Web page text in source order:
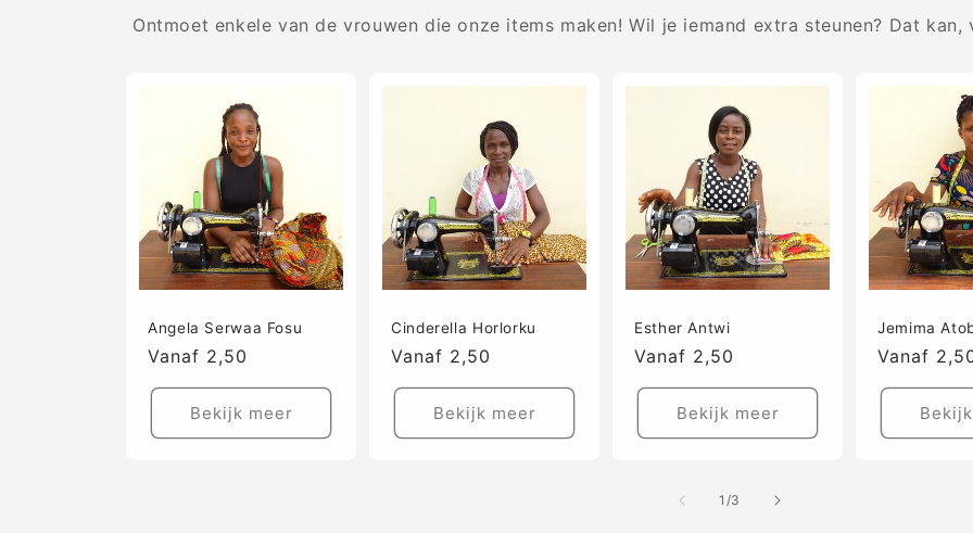
Ontmoet enkele van de vrouwen die onze items maken! Wil je iemand extra steunen? Dat kan,
Angela Serwaa Fosu
Prijs
Vanaf 2,50
Bekijk meer
Cinderella Horlorku
Prijs
Vanaf 2,50
Bekijk meer
Esther Antwi
Prijs
Vanaf 2,50
Bekijk meer
Jemima
Prijs
Vanaf
1 /van
3